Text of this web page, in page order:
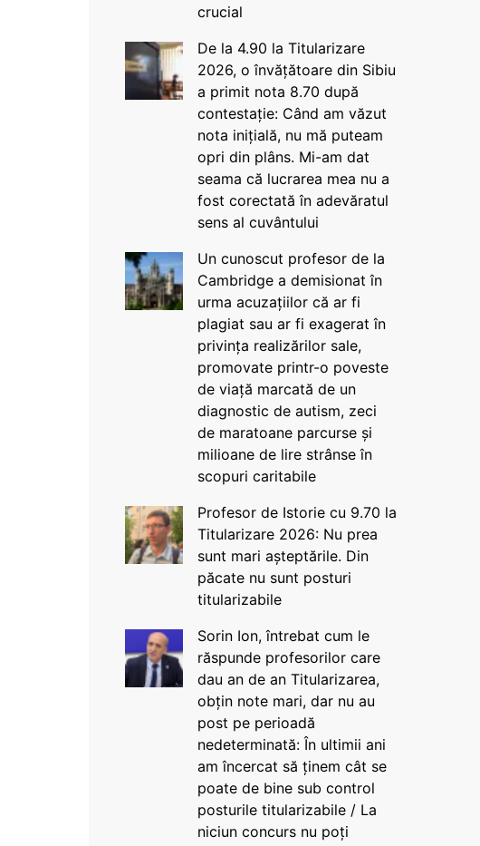
crucial
De la 4.90 la Titularizare
2026, o învățătoare din Sibiu
a primit nota 8.70 după
contestație: Când am văzut
nota inițială, nu mă puteam
opri din plâns. Mi-am dat
seama că lucrarea mea nu a
fost corectată în adevăratul
sens al cuvântului
Un cunoscut profesor de la
Cambridge a demisionat în
urma acuzațiilor că ar fi
plagiat sau ar fi exagerat în
privința realizărilor sale,
promovate printr-o poveste
de viață marcată de un
diagnostic de autism, zeci
de maratoane parcurse și
milioane de lire strânse în
scopuri caritabile
Profesor de Istorie cu 9.70 la
Titularizare 2026: Nu prea
sunt mari așteptările. Din
păcate nu sunt posturi
titularizabile
Sorin Ion, întrebat cum le
răspunde profesorilor care
dau an de an Titularizarea,
obțin note mari, dar nu au
post pe perioadă
nedeterminată: În ultimii ani
am încercat să ținem cât se
poate de bine sub control
posturile titularizabile / La
niciun concurs nu poți